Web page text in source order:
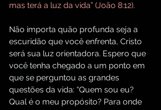
mas terá a luz da vida” (João 8:12).
Não importa quão profunda seja a
escuridão que você enfrenta, Cristo
será sua luz orientadora. Espero que
você tenha chegado a um ponto em
que se perguntou as grandes
questões da vida: “Quem sou eu?
Qual é o meu propósito? Para onde